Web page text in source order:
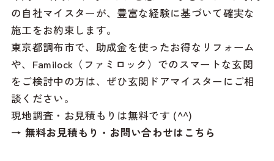
の自社マイスターが、豊富な経験に基づいて確実な
施工をお約束します。
東京都調布市で、助成金を使ったお得なリフォーム
や、Familock（ファミロック）でのスマートな玄関
をご検討中の方は、ぜひ玄関ドアマイスターにご相
談ください。
現地調査・お見積もりは無料です (^^)
→ 無料お見積もり・お問い合わせはこちら